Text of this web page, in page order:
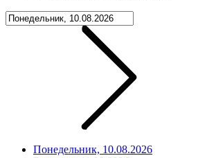
Понедельник, 10.08.2026